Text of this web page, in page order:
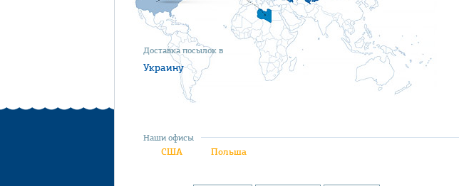
Доставка посылок в
Украину
Наши офисы
США Польша